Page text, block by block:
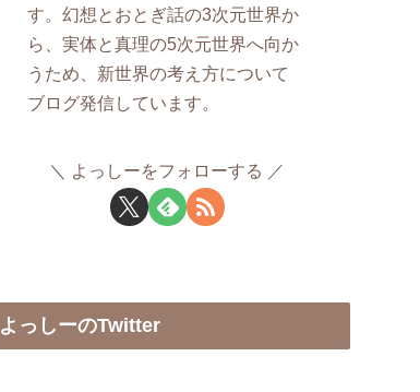
す。幻想とおとぎ話の3次元世界か
ら、実体と真理の5次元世界へ向か
うため、新世界の考え方について
ブログ発信しています。
よっしーをフォローする
よっしーのTwitter